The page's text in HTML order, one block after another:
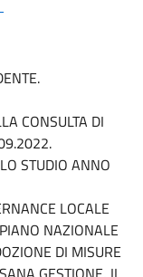
CONSULTA DI
STUDIO ANNO
LOCALE
NAZIONALE
DI MISURE